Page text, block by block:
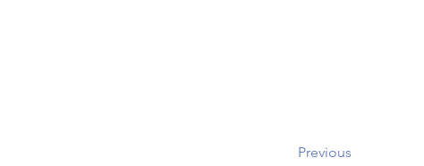
Previous